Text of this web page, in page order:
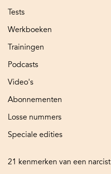
Tests
Werkboeken
Trainingen
Podcasts
Video's
Abonnementen
Losse nummers
Speciale edities
21 kenmerken van een narcist